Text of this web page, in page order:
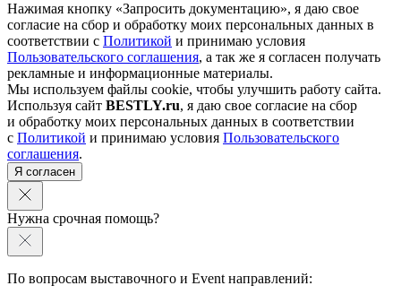
Нажимая кнопку «Запросить документацию», я даю свое
согласие на сбор и обработку моих персональных данных в
соответствии с Политикой и принимаю условия
Пользовательского соглашения, а так же я согласен получать
рекламные и информационные материалы.
Мы используем файлы cookie, чтобы улучшить работу сайта.
Используя сайт BESTLY.ru, я даю свое согласие на сбор
и обработку моих персональных данных в соответствии
с Политикой и принимаю условия Пользовательского
соглашения.
Я согласен
Нужна срочная помощь?
По вопросам выставочного и Event направлений: